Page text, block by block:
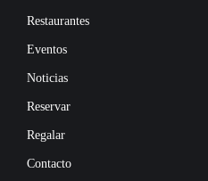
Restaurantes
Eventos
Noticias
Reservar
Regalar
Contacto